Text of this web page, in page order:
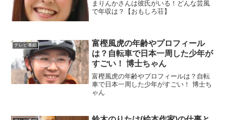
まりんかさんは彼氏がいる！どんな芸風
で年収は？【おもしろ荘】
テレビ番組
富樫風虎の年齢やプロフィール
は？自転車で日本一周した少年が
すごい！ 博士ちゃん
富樫風虎の年齢やプロフィールは？自転
車で日本一周した少年がすごい！ 博士ち
ゃん